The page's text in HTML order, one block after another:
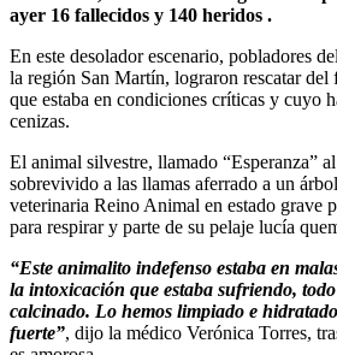
ayer 16 fallecidos y 140 heridos .
En este desolador escenario, pobladores
la región San Martín, lograron rescatar del
que estaba en condiciones críticas y cuyo
cenizas.
El animal silvestre, llamado “Esperanza”
sobrevivido a las llamas aferrado a un
veterinaria Reino Animal en estado grave
para respirar y parte de su pelaje lucía
“Este animalito indefenso estaba en
la intoxicación que estaba sufriendo,
calcinado. Lo hemos limpiado e
fuerte”, dijo la médico Verónica Torres,